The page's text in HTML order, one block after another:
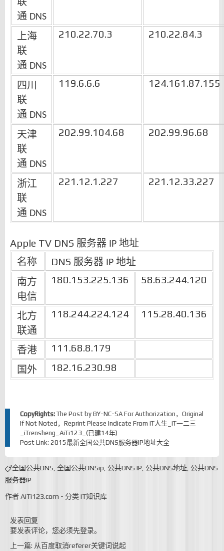
通 DNS
上海
联
通 DNS
210.22.70.3 210.22.84.3
四川
联
通 DNS
119.6.6.6 124.161.87.155
天津
联
通 DNS
202.99.104.68 202.99.96.68
浙江
联
通 DNS
221.12.1.227 221.12.33.227
Apple TV DNS 服务器 IP 地址
名称 DNS 服务器 IP 地址
南方
电信
180.153.225.136 58.63.244.120
北方
联通
118.244.224.124 115.28.40.136
香港
111.68.8.179
国外
182.16.230.98
CopyRights: The Post by BY-NC-SA For Authorization，Original
If Not Noted，Reprint Please Indicate From IT人生_IT一二三
_iTrensheng_AiTi123_(已建14年)
Post Link: 2015最新全国公共DNS服务器IP地址大全
全国公共DNS 全国公共DNSip 公共DNS IP 公共DNS地址 公共DNS
服务器IP
作者AiTi123.com - 分类 IT知识库
发表回复
要发表评论，您必须先登录。
上一篇: 从百度取消referer关键词说起